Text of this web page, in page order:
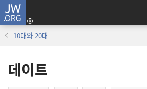
JW.ORG
10대와 20대
데이트